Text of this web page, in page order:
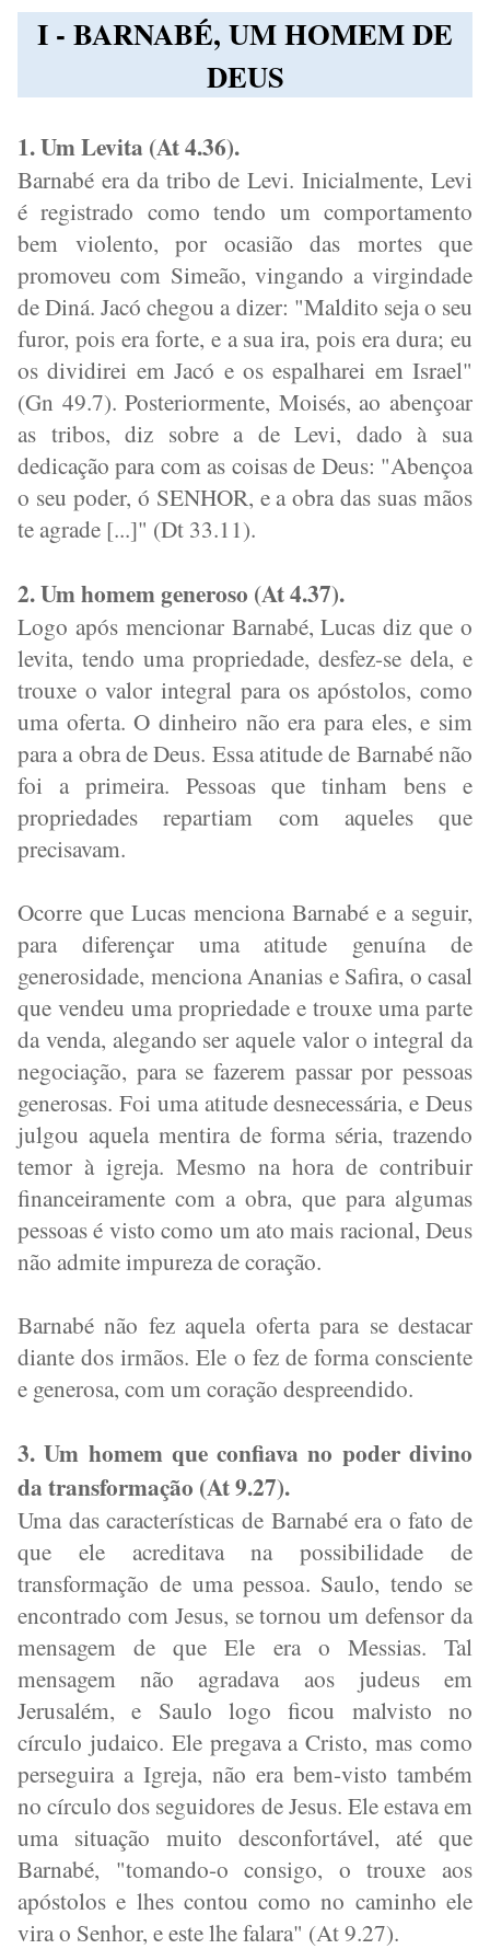
I - BARNABÉ, UM HOMEM DE
DEUS
1. Um Levita (At 4.36).
Barnabé era da tribo de Levi. Inicialmente, Levi
é registrado como tendo um comportamento
bem violento, por ocasião das mortes que
promoveu com Simeão, vingando a virgindade
de Diná. Jacó chegou a dizer: "Maldito seja o seu
furor, pois era forte, e a sua ira, pois era dura; eu
os dividirei em Jacó e os espalharei em Israel"
(Gn 49.7). Posteriormente, Moisés, ao abençoar
as tribos, diz sobre a de Levi, dado à sua
dedicação para com as coisas de Deus: "Abençoa
o seu poder, ó SENHOR, e a obra das suas mãos
te agrade [...]" (Dt 33.11).
2. Um homem generoso (At 4.37).
Logo após mencionar Barnabé, Lucas diz que o
levita, tendo uma propriedade, desfez-se dela, e
trouxe o valor integral para os apóstolos, como
uma oferta. O dinheiro não era para eles, e sim
para a obra de Deus. Essa atitude de Barnabé não
foi a primeira. Pessoas que tinham bens e
propriedades repartiam com aqueles que
precisavam.
Ocorre que Lucas menciona Barnabé e a seguir,
para diferençar uma atitude genuína de
generosidade, menciona Ananias e Safira, o casal
que vendeu uma propriedade e trouxe uma parte
da venda, alegando ser aquele valor o integral da
negociação, para se fazerem passar por pessoas
generosas. Foi uma atitude desnecessária, e Deus
julgou aquela mentira de forma séria, trazendo
temor à igreja. Mesmo na hora de contribuir
financeiramente com a obra, que para algumas
pessoas é visto como um ato mais racional, Deus
não admite impureza de coração.
Barnabé não fez aquela oferta para se destacar
diante dos irmãos. Ele o fez de forma consciente
e generosa, com um coração despreendido.
3. Um homem que confiava no poder divino
da transformação (At 9.27).
Uma das características de Barnabé era o fato de
que ele acreditava na possibilidade de
transformação de uma pessoa. Saulo, tendo se
encontrado com Jesus, se tornou um defensor da
mensagem de que Ele era o Messias. Tal
mensagem não agradava aos judeus em
Jerusalém, e Saulo logo ficou malvisto no
círculo judaico. Ele pregava a Cristo, mas como
perseguira a Igreja, não era bem-visto também
no círculo dos seguidores de Jesus. Ele estava em
uma situação muito desconfortável, até que
Barnabé, "tomando-o consigo, o trouxe aos
apóstolos e lhes contou como no caminho ele
vira o Senhor, e este lhe falara" (At 9.27).